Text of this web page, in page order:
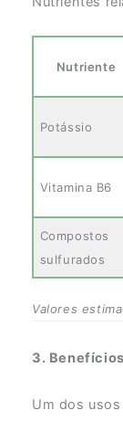
Nutriente
Potássio
Vitamina B6
Compostos
sulfurados
Valores
3.
Um dos